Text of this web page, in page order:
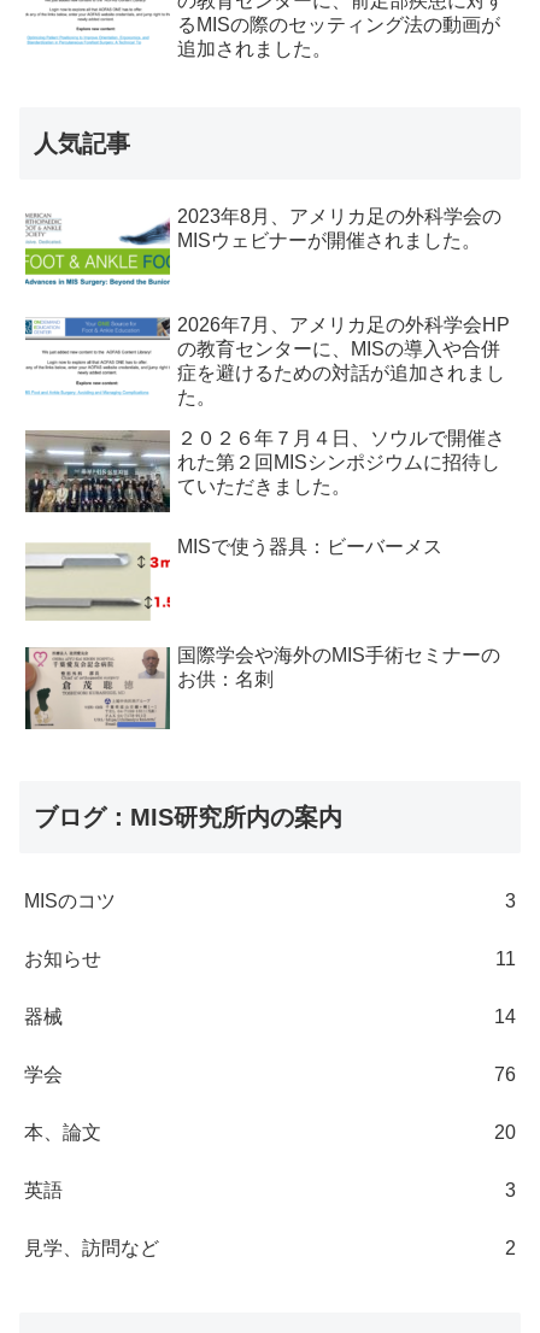
るMISの際のセッティング法の動画が
追加されました。
人気記事
2023年8月、アメリカ足の外科学会の
MISウェビナーが開催されました。
2026年7月、アメリカ足の外科学会HP
の教育センターに、MISの導入や合併
症を避けるための対話が追加されまし
た。
２０２６年７月４日、ソウルで開催さ
れた第２回MISシンポジウムに招待し
ていただきました。
MISで使う器具：ビーバーメス
国際学会や海外のMIS手術セミナーの
お供：名刺
ブログ：MIS研究所内の案内
MISのコツ 3
お知らせ 11
器械 14
学会 76
本、論文 20
英語 3
見学、訪問など 2